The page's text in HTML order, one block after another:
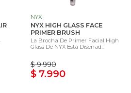
NYX
NYX HIGH GLASS FACE
PRIMER BRUSH
La Brocha De Primer Facial High
Glass De NYX Está Diseñad...
$ 9.990
$ 7.990